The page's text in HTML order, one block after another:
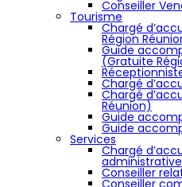
Conseiller
Tourisme
Chargé
Région
Guide
(Gratuite
Chargé
Chargé
Réunion)
Guide
Guide
Services
Chargé
administrative
Conseiller
Conseiller